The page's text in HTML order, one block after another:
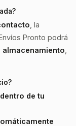
, la
Pronto podrá
de tu